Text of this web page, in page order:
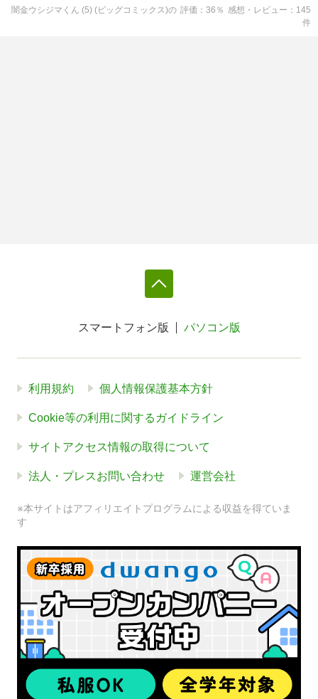
闇金ウシジマくん (5) (ビッグコミックス)の 評価 36 ％ 感想・レビュー
145
件
スマートフォン版 パソコン版
利用規約 個人情報保護基本方針
Cookie等の利用に関するガイドライン
サイトアクセス情報の取得について
法人・プレスお問い合わせ 運営会社
※本サイトはアフィリエイトプログラムによる収益を得ていま
す